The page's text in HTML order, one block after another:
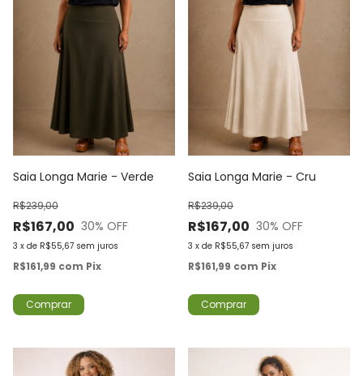
Saia Longa Marie - Verde
R$167,00
R$239,00
30% OFF
3 x de R$55,67 sem juros
R$161,99 com Pix
Comprar
Saia Longa Marie - Cru
R$167,00
R$239,00
30% OFF
3 x de R$55,67 sem juros
R$161,99 com Pix
Comprar